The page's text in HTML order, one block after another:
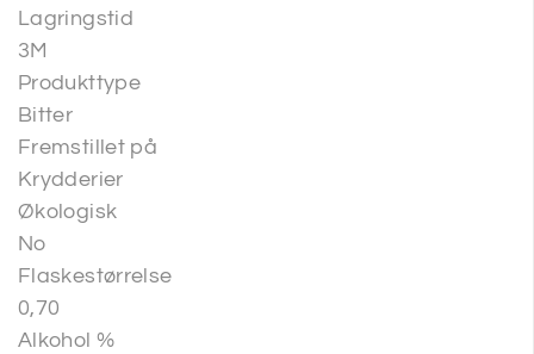
Lagringstid
3M
Produkttype
Bitter
Fremstillet på
Krydderier
Økologisk
No
Flaskestørrelse
0,70
Alkohol %